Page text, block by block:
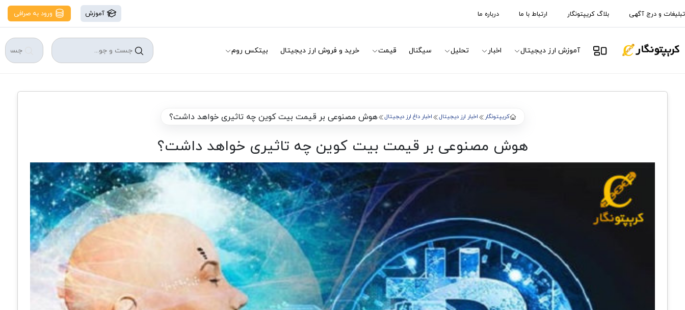
تبلیغات و درج آگهی بلاگ کریپتونگار ارتباط با ما درباره ما آموزش ورود به صرافی
آموزش ارز دیجیتال اخبار تحلیل سیگنال قیمت خرید و فروش ارز دیجیتال بیتکس روم
کریپتونگار اخبار ارز دیجیتال اخبار داغ ارز دیجیتال هوش مصنوعی بر قیمت بیت کوین چه تاثیری خواهد داشت؟
هوش مصنوعی بر قیمت بیت کوین چه تاثیری خواهد داشت؟